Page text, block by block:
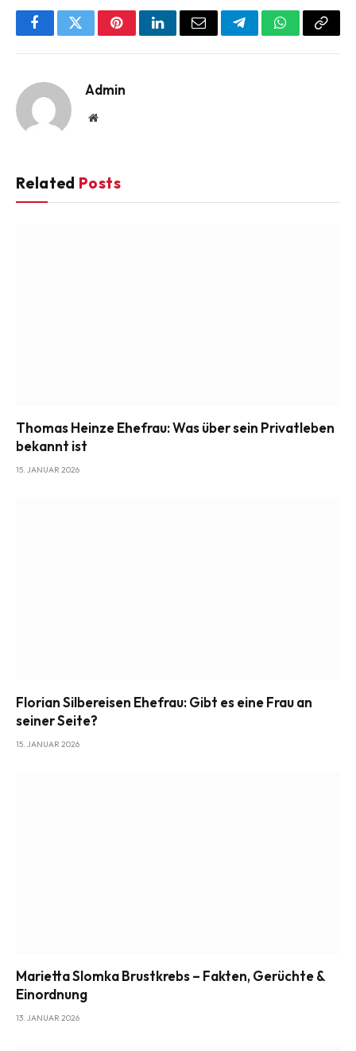
FacebookTwitterPinterestLinkedInEmail TelegramWhatsApp
Copy
Admin
Website
Related Posts
Thomas Heinze Ehefrau: Was über sein Privatleben
bekannt ist
15. JANUAR 2026
Florian Silbereisen Ehefrau: Gibt es eine Frau an
seiner Seite?
15. JANUAR 2026
Marietta Slomka Brustkrebs – Fakten, Gerüchte &
Einordnung
13. JANUAR 2026